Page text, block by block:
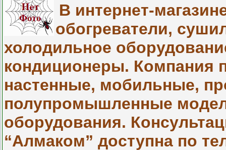
В интернет-
обогреватели,
холодильное
кондиционеры. Компания
настенные, мобильные,
полупромышленные
оборудования.
“Алмаком” доступна по